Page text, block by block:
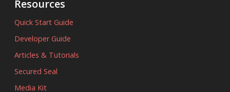
Resources
Quick Start Guide
Developer Guide
Articles & Tutorials
Secured Seal
Media Kit